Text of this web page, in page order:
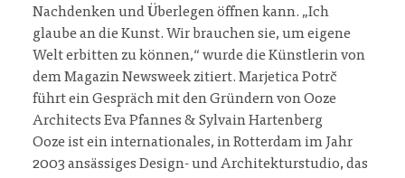
Nachdenken und Überlegen öffnen kann. „Ich
glaube an die Kunst. Wir brauchen sie, um eigene
Welt erbitten zu können,“ wurde die Künstlerin von
dem Magazin Newsweek zitiert. Marjetica Potrč
führt ein Gespräch mit den Gründern von Ooze
Architects Eva Pfannes & Sylvain Hartenberg
Ooze ist ein internationales, in Rotterdam im Jahr
2003 ansässiges Design- und Architekturstudio, das